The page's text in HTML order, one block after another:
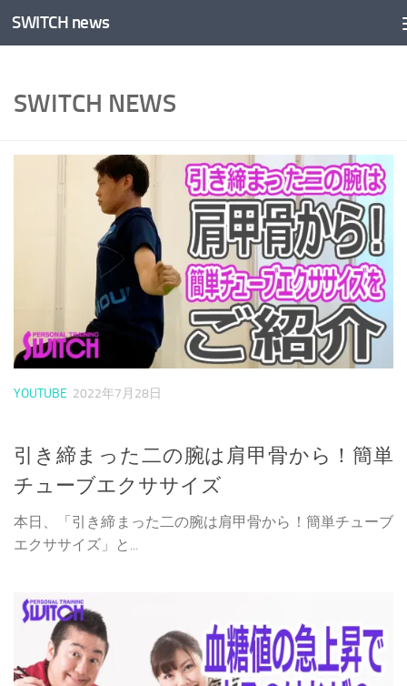
コンテンツへスキップ
SWITCH news
SWITCH NEWS
YOUTUBE 2022年7月28日
引き締まった二の腕は肩甲骨から！簡単
チューブエクササイズ
本日、「引き締まった二の腕は肩甲骨から！簡単チューブ
エクササイズ」と...